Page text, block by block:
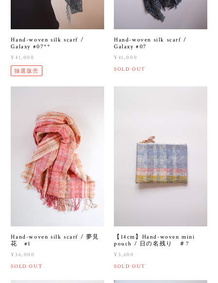
Hand-woven silk scarf /
Galaxy #07**
¥41,000
抽選販売
Hand-woven silk scarf /
Galaxy #07
¥41,000
SOLD OUT
Hand-woven silk scarf / 夢見
花 #1
¥36,000
SOLD OUT
【14cm】Hand-woven mini
pouch / 日の名残り ＃7
¥3,600
SOLD OUT